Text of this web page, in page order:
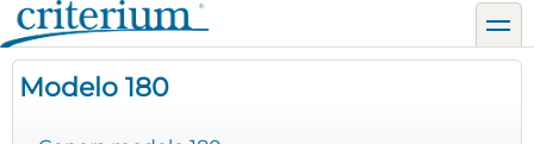
Pasar
al
contenido
principal
Modelo 180